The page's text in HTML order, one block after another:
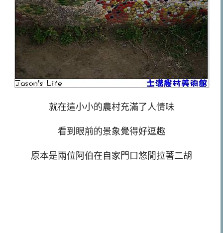
就在這小小的農村充滿了人情味
看到眼前的景象覺得好逗趣
原本是兩位阿伯在自家門口悠閒拉著二胡